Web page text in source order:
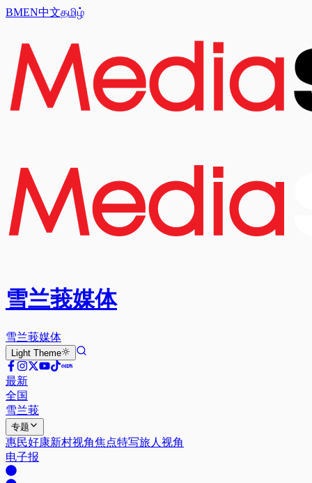
BMEN中文தமிழ்
雪兰莪媒体
雪兰莪媒体
Light Theme
最新
全国
雪兰莪
专题
惠民好康新村视角焦点特写旅人视角
电子报